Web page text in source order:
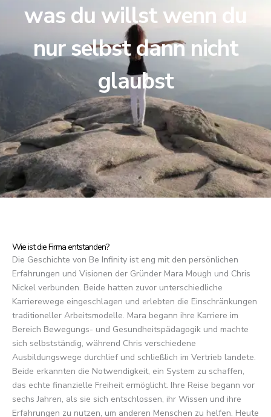
was du willst wenn du
nur selbst dann nicht
glaubst
Wie ist die Firma entstanden?
Die Geschichte von Be Infinity ist eng mit den persönlichen
Erfahrungen und Visionen der Gründer Mara Mough und Chris
Nickel verbunden. Beide hatten zuvor unterschiedliche
Karrierewege eingeschlagen und erlebten die Einschränkungen
traditioneller Arbeitsmodelle. Mara begann ihre Karriere im
Bereich Bewegungs- und Gesundheitspädagogik und machte
sich selbstständig, während Chris verschiedene
Ausbildungswege durchlief und schließlich im Vertrieb landete.
Beide erkannten die Notwendigkeit, ein System zu schaffen,
das echte finanzielle Freiheit ermöglicht. Ihre Reise begann vor
sechs Jahren, als sie sich entschlossen, ihr Wissen und ihre
Erfahrungen zu nutzen, um anderen Menschen zu helfen. Heute